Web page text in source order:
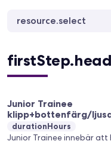
resource.select
Junior Trainee
klipp+bottenfärg/
durationHours
Junior Trainee innebär